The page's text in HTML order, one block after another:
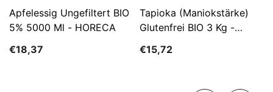
Apfelessig Ungefiltert BIO
5% 5000 Ml - HORECA
€18,37
Tapioka (Maniokstärke)
Glutenfrei BIO 3 Kg -
€15,72